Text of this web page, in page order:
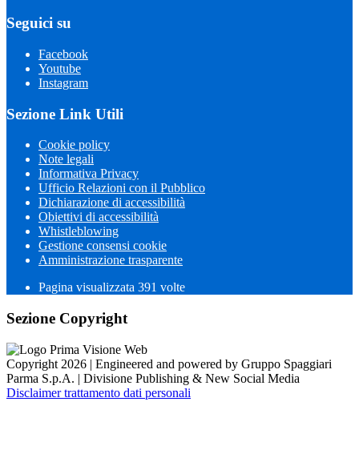
Seguici su
Facebook
Youtube
Instagram
Sezione Link Utili
Cookie policy
Note legali
Informativa Privacy
Ufficio Relazioni con il Pubblico
Dichiarazione di accessibilità
Obiettivi di accessibilità
Whistleblowing
Gestione consensi cookie
Amministrazione trasparente
Pagina visualizzata 391 volte
Sezione Copyright
Copyright 2026 | Engineered and powered by Gruppo Spaggiari
Parma S.p.A. | Divisione Publishing & New Social Media
Disclaimer trattamento dati personali